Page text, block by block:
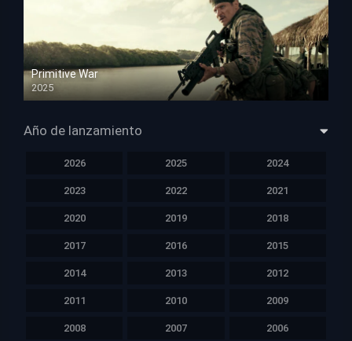
Primitive War
2025
HD 1080p
Año de lanzamiento
2026 2025 2024
2023 2022 2021
2020 2019 2018
2017 2016 2015
2014 2013 2012
2011 2010 2009
2008 2007 2006